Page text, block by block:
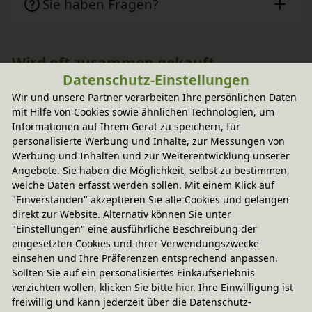
Sie haben Fragen?
Wird oft zusammen gekauft
-20% Code
Alphabet Karten Großbuchstaben 48
Blatt Grimm's
18,95 €
Datenschutz-Einstellungen
Wir und unsere Partner verarbeiten Ihre persönlichen Daten
mit Hilfe von Cookies sowie ähnlichen Technologien, um
Informationen auf Ihrem Gerät zu speichern, für
personalisierte Werbung und Inhalte, zur Messungen von
Werbung und Inhalten und zur Weiterentwicklung unserer
Angebote. Sie haben die Möglichkeit, selbst zu bestimmen,
welche Daten erfasst werden sollen. Mit einem Klick auf
"Einverstanden" akzeptieren Sie alle Cookies und gelangen
direkt zur Website. Alternativ können Sie unter
"Einstellungen" eine ausführliche Beschreibung der
eingesetzten Cookies und ihrer Verwendungszwecke
einsehen und Ihre Präferenzen entsprechend anpassen.
Sollten Sie auf ein personalisiertes Einkaufserlebnis
verzichten wollen, klicken Sie bitte hier. Ihre Einwilligung ist
freiwillig und kann jederzeit über die Datenschutz-